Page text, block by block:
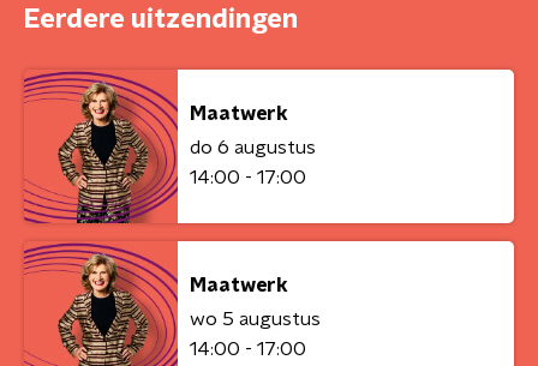
Eerdere uitzendingen
Maatwerk
do 6 augustus
14:00 - 17:00
Maatwerk
wo 5 augustus
14:00 - 17:00